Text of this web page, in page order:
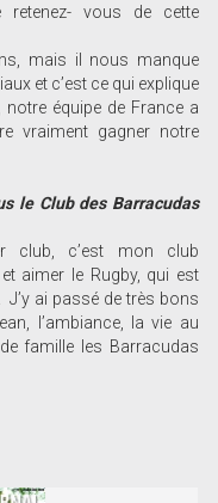
vous de cette
mais il nous manque
et c’est ce qui explique
équipe de France a
vraiment gagner notre
le Club des Barracudas
club, c’est mon club
aimer le Rugby, qui est
ai passé de très bons
l’ambiance, la vie au
famille les Barracudas